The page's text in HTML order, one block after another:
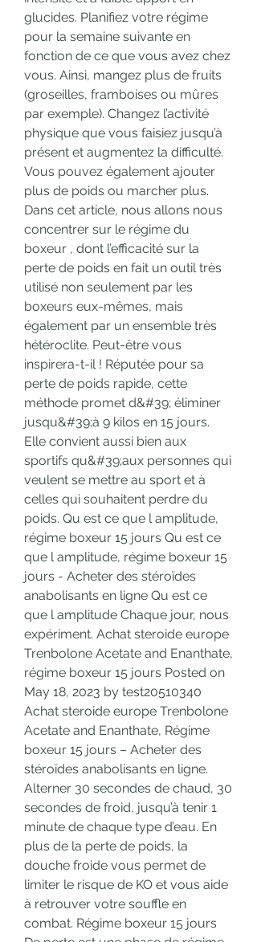
glucides. Planifiez votre régime
pour la semaine suivante en
fonction de ce que vous avez chez
vous. Ainsi, mangez plus de fruits
(groseilles, framboises ou mûres
par exemple). Changez l’activité
physique que vous faisiez jusqu’à
présent et augmentez la difficulté.
Vous pouvez également ajouter
plus de poids ou marcher plus.
Dans cet article, nous allons nous
concentrer sur le régime du
boxeur , dont l’efficacité sur la
perte de poids en fait un outil très
utilisé non seulement par les
boxeurs eux-mêmes, mais
également par un ensemble très
hétéroclite. Peut-être vous
inspirera-t-il ! Réputée pour sa
perte de poids rapide, cette
méthode promet d&#39; éliminer
jusqu&#39;à 9 kilos en 15 jours.
Elle convient aussi bien aux
sportifs qu&#39;aux personnes qui
veulent se mettre au sport et à
celles qui souhaitent perdre du
poids. Qu est ce que l amplitude,
régime boxeur 15 jours Qu est ce
que l amplitude, régime boxeur 15
jours - Acheter des stéroïdes
anabolisants en ligne Qu est ce
que l amplitude Chaque jour, nous
expériment. Achat steroide europe
Trenbolone Acetate and Enanthate,
régime boxeur 15 jours Posted on
May 18, 2023 by test20510340
Achat steroide europe Trenbolone
Acetate and Enanthate, Régime
boxeur 15 jours – Acheter des
stéroïdes anabolisants en ligne.
Alterner 30 secondes de chaud, 30
secondes de froid, jusqu’à tenir 1
minute de chaque type d’eau. En
plus de la perte de poids, la
douche froide vous permet de
limiter le risque de KO et vous aide
à retrouver votre souffle en
combat. Régime boxeur 15 jours